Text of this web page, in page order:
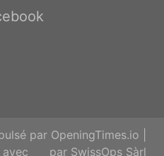
par OpeningTimes.io
par SwissOps Sàrl